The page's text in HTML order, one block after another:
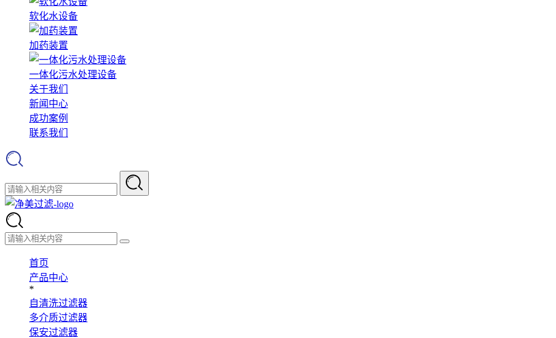
软化水设备
加药装置
一体化污水处理设备
关于我们
新闻中心
成功案例
联系我们
首页
产品中心
*
自清洗过滤器
多介质过滤器
保安过滤器